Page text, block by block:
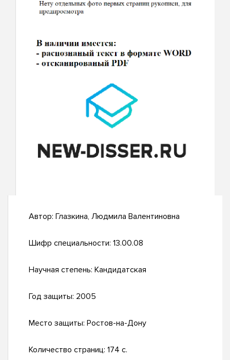
Автор: Глазкина, Людмила Валентиновна
Шифр специальности: 13.00.08
Научная степень: Кандидатская
Год защиты: 2005
Место защиты: Ростов-на-Дону
Количество страниц: 174 с.